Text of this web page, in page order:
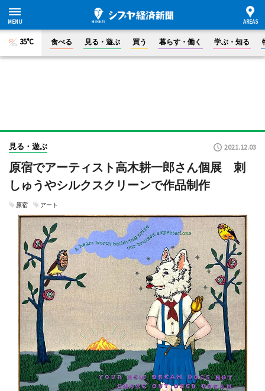
35°C 食べる 見る・遊ぶ 買う 暮らす・働く 学ぶ・知る
見る・遊ぶ 2021.12.03
原宿でアーティスト高木耕一郎さん個展 刺
しゅうやシルクスクリーンで作品制作
原宿 アート